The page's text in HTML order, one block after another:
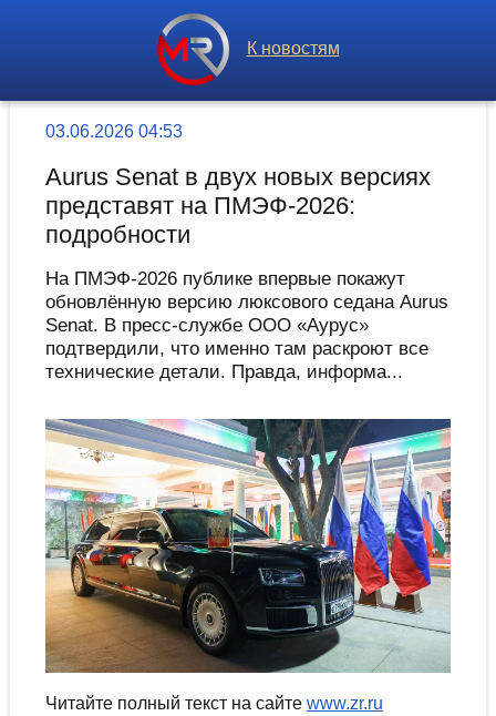
К новостям
03.06.2026 04:53
Aurus Senat в двух новых версиях
представят на ПМЭФ-2026:
подробности
На ПМЭФ-2026 публике впервые покажут
обновлённую версию люксового седана Aurus
Senat. В пресс-службе ООО «Аурус»
подтвердили, что именно там раскроют все
технические детали. Правда, информа...
Читайте полный текст на сайте www.zr.ru